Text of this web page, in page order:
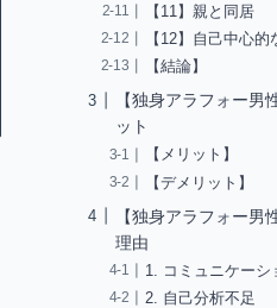
【11】親と同居
【12】自己中心的
【結論】
【独身アラフォー男
ット
【メリット】
【デメリット】
【独身アラフォー男
理由
1. コミュニケーシ
2. 自己分析不足